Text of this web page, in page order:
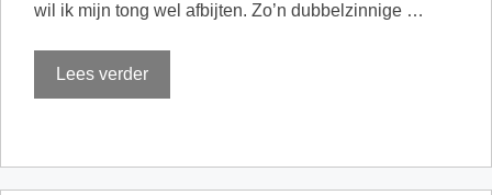
wil ik mijn tong wel afbijten. Zo’n dubbelzinnige …
Lees verder